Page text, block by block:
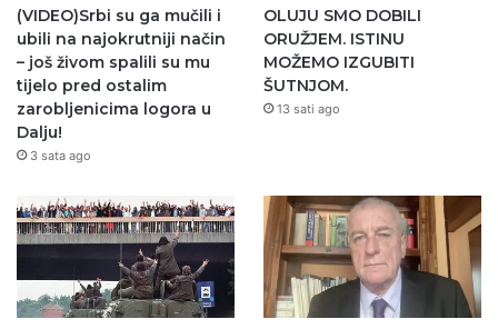
(VIDEO)Srbi su ga mučili i
ubili na najokrutniji način
– još živom spalili su mu
tijelo pred ostalim
zarobljenicima logora u
Dalju!
3 sata ago
OLUJU SMO DOBILI
ORUŽJEM. ISTINU
MOŽEMO IZGUBITI
ŠUTNJOM.
13 sati ago